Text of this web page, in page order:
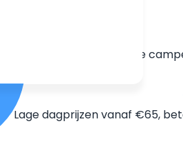
Grootste aanbod unieke
Lage dagprijzen vanaf €65,